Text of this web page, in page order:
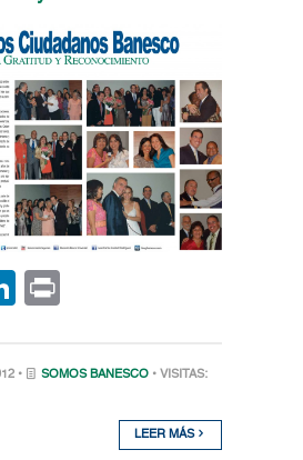
LinkedIn
• SOMOS BANESCO • VISITAS:
LEER MÁS